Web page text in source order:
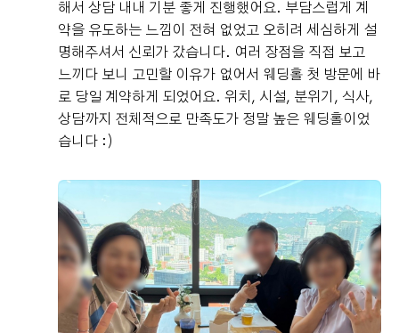
해서 상담 내내 기분 좋게 진행했어요. 부담스럽게 계
약을 유도하는 느낌이 전혀 없었고 오히려 세심하게 설
명해주셔서 신뢰가 갔습니다. 여러 장점을 직접 보고
느끼다 보니 고민할 이유가 없어서 웨딩홀 첫 방문에 바
로 당일 계약하게 되었어요. 위치, 시설, 분위기, 식사,
상담까지 전체적으로 만족도가 정말 높은 웨딩홀이었
습니다 :)